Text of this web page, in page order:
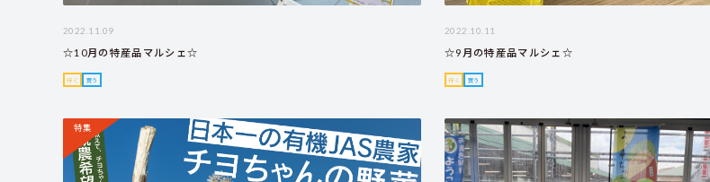
2022.11.09
☆10月の特産品マルシェ☆
行く 買う
2022.10.11
☆9月の特産品マルシェ☆
行く 買う
特集